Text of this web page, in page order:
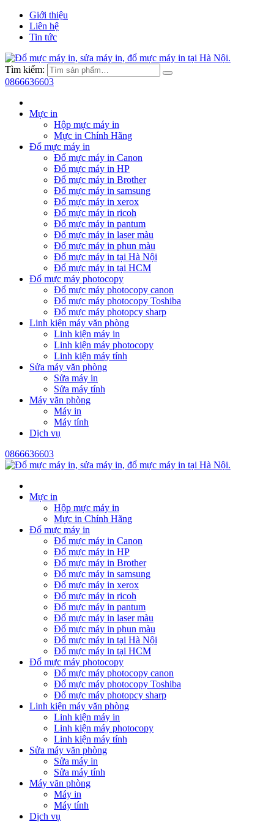
Giới thiệu
Liên hệ
Tin tức
Tìm kiếm:
0866636603
Mực in
Hộp mực máy in
Mực in Chính Hãng
Đổ mực máy in
Đổ mực máy in Canon
Đổ mực máy in HP
Đổ mực máy in Brother
Đổ mực máy in samsung
Đổ mực máy in xerox
Đổ mực máy in ricoh
Đổ mực máy in pantum
Đổ mực máy in laser màu
Đổ mực máy in phun màu
Đổ mực máy in tại Hà Nội
Đổ mực máy in tại HCM
Đổ mực máy photocopy
Đổ mực máy photocopy canon
Đổ mực máy photocopy Toshiba
Đổ mực máy photopcy sharp
Linh kiện máy văn phòng
Linh kiện máy in
Linh kiện máy photocopy
Linh kiện máy tính
Sửa máy văn phòng
Sửa máy in
Sửa máy tính
Máy văn phòng
Máy in
Máy tính
Dịch vụ
0866636603
Mực in
Hộp mực máy in
Mực in Chính Hãng
Đổ mực máy in
Đổ mực máy in Canon
Đổ mực máy in HP
Đổ mực máy in Brother
Đổ mực máy in samsung
Đổ mực máy in xerox
Đổ mực máy in ricoh
Đổ mực máy in pantum
Đổ mực máy in laser màu
Đổ mực máy in phun màu
Đổ mực máy in tại Hà Nội
Đổ mực máy in tại HCM
Đổ mực máy photocopy
Đổ mực máy photocopy canon
Đổ mực máy photocopy Toshiba
Đổ mực máy photopcy sharp
Linh kiện máy văn phòng
Linh kiện máy in
Linh kiện máy photocopy
Linh kiện máy tính
Sửa máy văn phòng
Sửa máy in
Sửa máy tính
Máy văn phòng
Máy in
Máy tính
Dịch vụ